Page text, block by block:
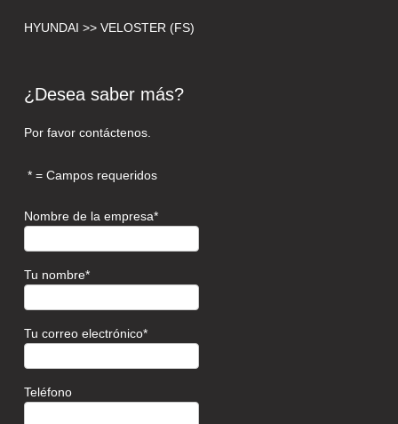
HYUNDAI >> VELOSTER (FS)
¿Desea saber más?
Por favor contáctenos.
= Campos requeridos
Nombre de la empresa
Tu nombre
Tu correo electrónico
Teléfono